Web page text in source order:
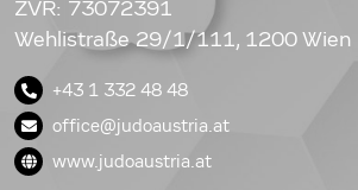
ZVR: 73072391
Wehlistraße 29/1/111, 1200 Wien
+43 1 332 48 48
office@judoaustria.at
www.judoaustria.at